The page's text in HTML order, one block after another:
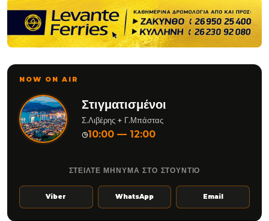
NOW ON AIR
Στιγματισμένοι
Σ.Λιβέρης + Γ.Μπάστας
◷10:00 — 12:00
ΣΤΕΙΛΤΕ ΜΗΝΥΜΑ ΣΤΟ ΣΤΟΥΝΤΙΟ
Viber WhatsApp Email